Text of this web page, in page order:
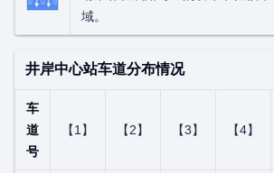
域。
井岸中心站车道分布情况
车
道
号
【1】 【2】 【3】 【4】